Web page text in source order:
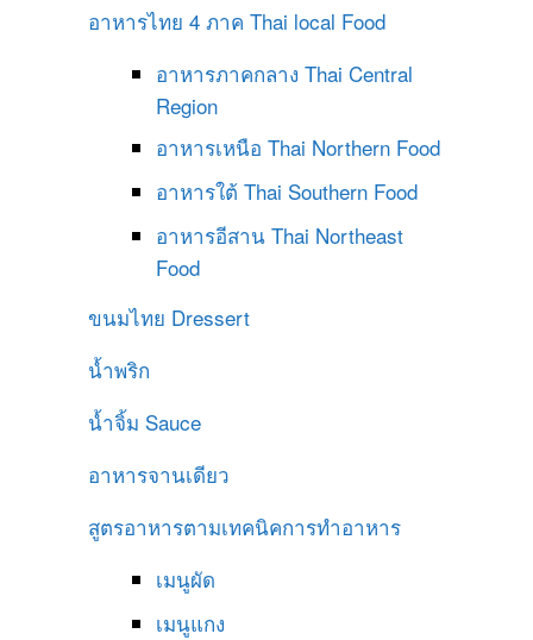
อาหารไทย 4 ภาค Thai local Food
อาหารภาคกลาง Thai Central
Region
อาหารเหนือ Thai Northern Food
อาหารใต้ Thai Southern Food
อาหารอีสาน Thai Northeast
Food
ขนมไทย Dressert
น้ำพริก
น้ำจิ้ม Sauce
อาหารจานเดียว
สูตรอาหารตามเทคนิคการทำอาหาร
เมนูผัด
เมนูแกง